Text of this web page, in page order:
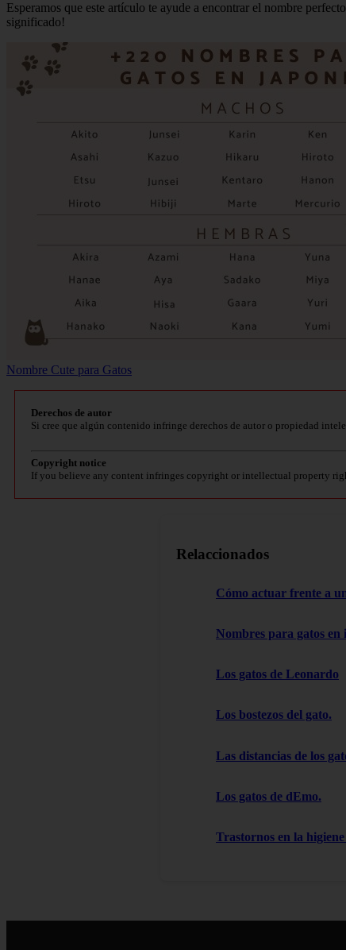
Esperamos que este artículo te ayude a encontrar el nombre
significado!
Nombre Cute para Gatos
Derechos de autor
Si cree que algún contenido infringe derechos de autor o propiedad
Copyright notice
If you believe any content infringes copyright or intellectual property
Relaccionados
Cómo actuar frente a
Nombres para gatos en
Los gatos de Leonardo
Los bostezos del gato.
Las distancias de los
Los gatos de dEmo.
Trastornos en la